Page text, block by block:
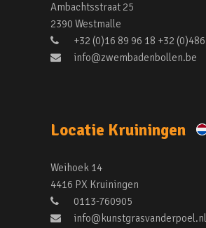
Ambachtsstraat 25
2390 Westmalle
+32 (0)16 89 96 18 +32
info@zwembadenbollen.be
Locatie Kruiningen
Weihoek 14
4416 PX Kruiningen
0113-760905
info@kunstgrasvanderpoel.nl